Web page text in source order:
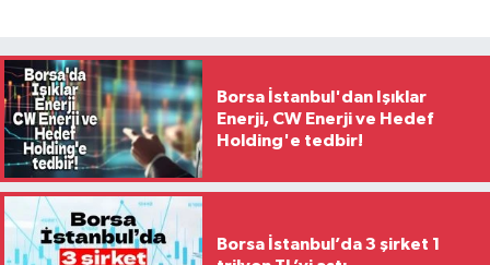
Borsa İstanbul'dan Işıklar
Enerji, CW Enerji ve Hedef
Holding'e tedbir!
Borsa İstanbul’da 3 şirket 1